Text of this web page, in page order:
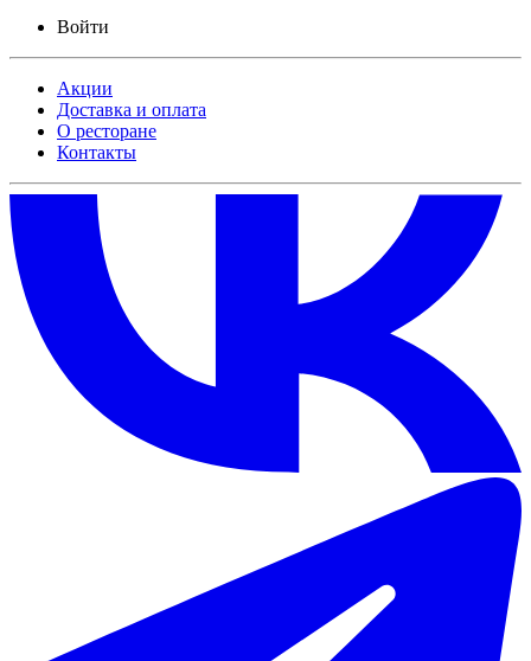
Войти
Акции
Доставка и оплата
О ресторане
Контакты